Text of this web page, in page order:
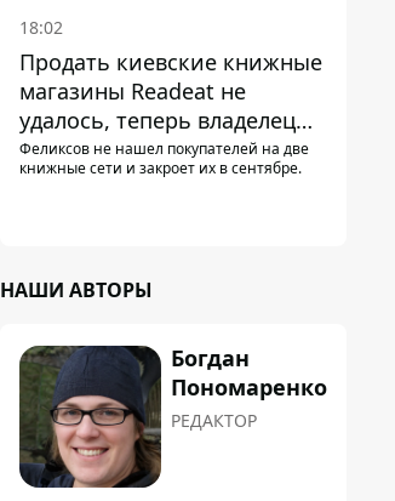
18:02
Продать киевские книжные
магазины Readeat не
удалось, теперь владелец
их просто закроет
Феликсов не нашел покупателей на две
книжные сети и закроет их в сентябре.
НАШИ АВТОРЫ
Богдан
Пономаренко
РЕДАКТОР